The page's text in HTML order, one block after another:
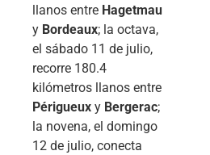
llanos entre Hagetmau
y Bordeaux; la octava,
el sábado 11 de julio,
recorre 180.4
kilómetros llanos entre
Périgueux y Bergerac;
la novena, el domingo
12 de julio, conecta